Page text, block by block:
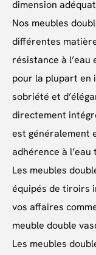
dimension
Nos meubles
différentes
résistance à
pour la plupart en
sobriété et
directement
est généralement
adhérence à l’eau
Les meubles
équipés de tiroirs
vos affaires
meuble double
Les meubles